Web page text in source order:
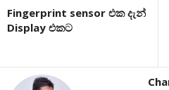
Fingerprint sensor එක දැන්
Display එකට